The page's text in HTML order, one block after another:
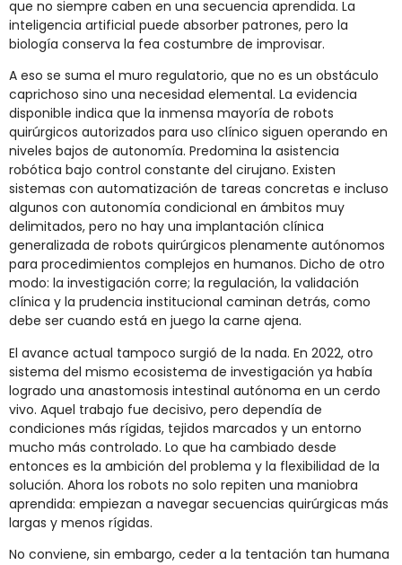
que no siempre caben en una secuencia aprendida. La
inteligencia artificial puede absorber patrones, pero la
biología conserva la fea costumbre de improvisar.
A eso se suma el muro regulatorio, que no es un obstáculo
caprichoso sino una necesidad elemental. La evidencia
disponible indica que la inmensa mayoría de robots
quirúrgicos autorizados para uso clínico siguen operando en
niveles bajos de autonomía. Predomina la asistencia
robótica bajo control constante del cirujano. Existen
sistemas con automatización de tareas concretas e incluso
algunos con autonomía condicional en ámbitos muy
delimitados, pero no hay una implantación clínica
generalizada de robots quirúrgicos plenamente autónomos
para procedimientos complejos en humanos. Dicho de otro
modo: la investigación corre; la regulación, la validación
clínica y la prudencia institucional caminan detrás, como
debe ser cuando está en juego la carne ajena.
El avance actual tampoco surgió de la nada. En 2022, otro
sistema del mismo ecosistema de investigación ya había
logrado una anastomosis intestinal autónoma en un cerdo
vivo. Aquel trabajo fue decisivo, pero dependía de
condiciones más rígidas, tejidos marcados y un entorno
mucho más controlado. Lo que ha cambiado desde
entonces es la ambición del problema y la flexibilidad de la
solución. Ahora los robots no solo repiten una maniobra
aprendida: empiezan a navegar secuencias quirúrgicas más
largas y menos rígidas.
No conviene, sin embargo, ceder a la tentación tan humana